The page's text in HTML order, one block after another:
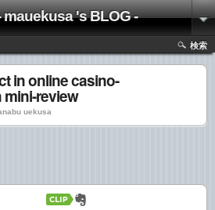
's BLOG -
検索
in online casino-
mini-review
uekusa